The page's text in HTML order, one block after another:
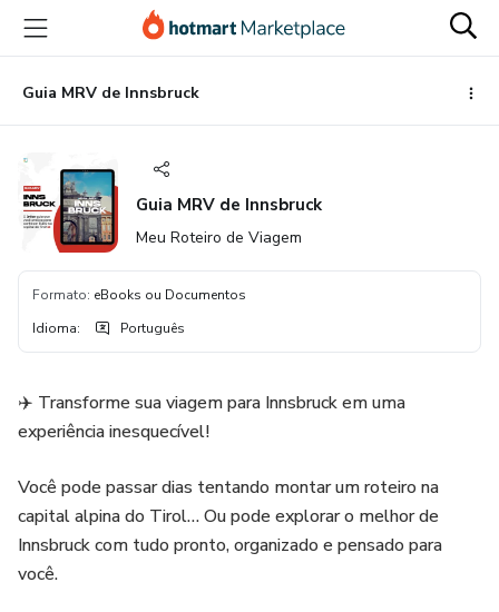
para
conteúdo
principal
para
pagamento
para
rodapé
Guia MRV de Innsbruck
Guia MRV de Innsbruck
Meu Roteiro de Viagem
Formato: eBooks ou Documentos
Idioma: Português
✈️ Transforme sua viagem para Innsbruck em uma
experiência inesquecível!
Você pode passar dias tentando montar um roteiro na
capital alpina do Tirol… Ou pode explorar o melhor de
Innsbruck com tudo pronto, organizado e pensado para
você.